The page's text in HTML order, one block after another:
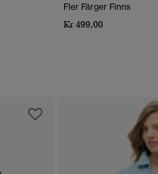
Fler Färger Finns
Kr 499,00